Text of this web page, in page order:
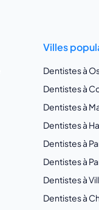
Villes
Dentistes à
Dentistes à
Dentistes à
Dentistes à
Dentistes à
Dentistes à
Dentistes à
Dentistes à